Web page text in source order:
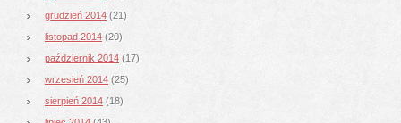
grudzień 2014 (21)
listopad 2014 (20)
październik 2014 (17)
wrzesień 2014 (25)
sierpień 2014 (18)